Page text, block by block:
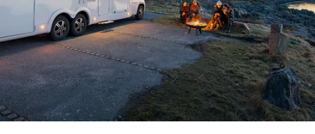
GLOBEBUS ACTIVE
Integriert
GLOBEBUS GO
ACTIVE
Teilintegriert